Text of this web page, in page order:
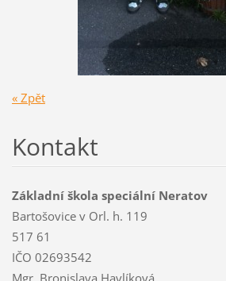
« Zpět
Kontakt
Základní škola speciální Neratov
Bartošovice v Orl. h. 119
517 61
IČO 02693542
Mgr. Bronislava Havlíková